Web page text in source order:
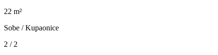
22 m²
Sobe / Kupaonice
2 / 2